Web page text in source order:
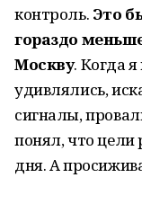
контроль. Это
гораздо
Москву. Когда
удивлялись,
сигналы,
понял, что цели
дня. А